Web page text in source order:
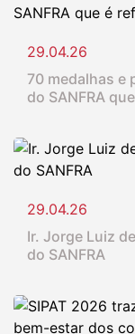
29.04.26
70 medalhas e
do SANFRA
29.04.26
Ir. Jorge Luiz
do SANFRA